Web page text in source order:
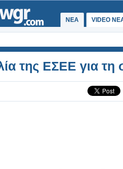
ΝΕΑ VIDEO
της ΕΣΕΕ για τη